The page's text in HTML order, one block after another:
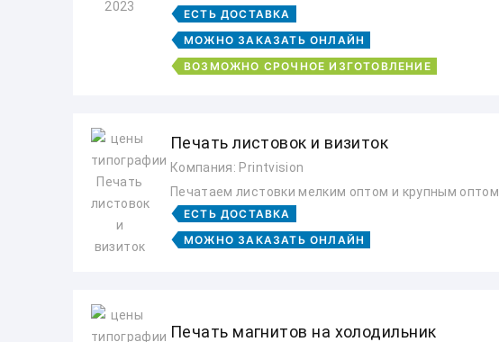
ЕСТЬ ДОСТАВКА
МОЖНО ЗАКАЗАТЬ ОНЛАЙН
ВОЗМОЖНО СРОЧНОЕ ИЗГОТОВЛЕНИЕ
Печать листовок и визиток
Компания: Printvision
Печатаем листовки мелким оптом и крупным оптом.
ЕСТЬ ДОСТАВКА
МОЖНО ЗАКАЗАТЬ ОНЛАЙН
Печать магнитов на холодильник